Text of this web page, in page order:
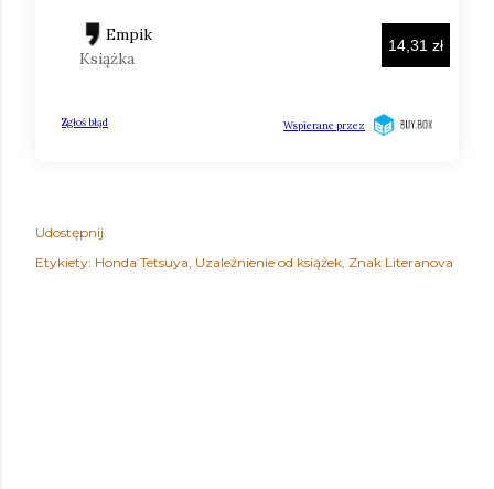
Udostępnij
Etykiety: Honda Tetsuya Uzależnienie od książek Znak Literanova